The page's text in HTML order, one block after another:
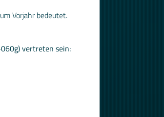
Vorjahr bedeutet.
vertreten sein: